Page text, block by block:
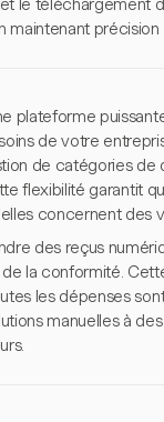
le téléchargement
maintenant
plateforme
de votre
de catégories de
flexibilité garantit
concernent des
des reçus
la conformité.
les dépenses
manuelles à